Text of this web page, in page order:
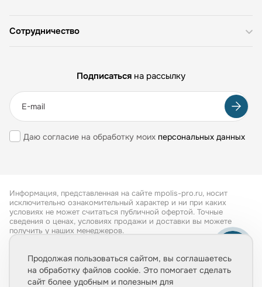
Сотрудничество
Подписаться на рассылку
Даю согласие на обработку моих персональных данных
Информация, представленная на сайте mpolis-pro.ru, носит
исключительно ознакомительный характер и ни при каких
условиях не может считаться публичной офертой. Точные
сведения о ценах, условиях продажи и доставки вы можете
получить у наших менеджеров.
Обработка персональных данных
Продолжая пользоваться сайтом, вы соглашаетесь
на обработку файлов cookie. Это помогает сделать
сайт более удобным и полезным для